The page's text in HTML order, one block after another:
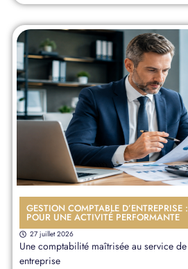
GESTION COMPTABLE
POUR UNE ACTIVITÉ PERFORMANTE
27 juillet 2026
Une comptabilité maîtrisée au service
entreprise